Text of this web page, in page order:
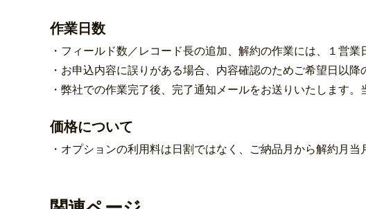
作業日数
・フィールド数／レコード長の追加、解約の作業には、１営業
・お申込内容に誤りがある場合、内容確認のためご希望日以降
・弊社での作業完了後、完了通知メールをお送りいたします
価格について
・オプションの利用料は日割ではなく、ご納品月から解約月当